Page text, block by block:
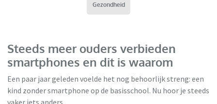
Gezondheid
Steeds meer ouders verbieden
smartphones en dit is waarom
Een paar jaar geleden voelde het nog behoorlijk streng: een
kind zonder smartphone op de basisschool. Nu hoor je steeds
vaker iets anders.